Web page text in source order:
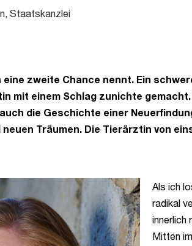
Staatskanzlei
zweite Chance nennt. Ein
mit einem Schlag zunichte
die Geschichte einer
Träumen. Die Tierärztin von
Als ich
radikal
innerlich
Mitten